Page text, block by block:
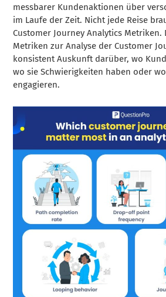
messbarer Kundenaktionen über
im Laufe der Zeit. Nicht jede Reise
Customer Journey Analytics Metriken.
Metriken zur Analyse der Customer
konsistent Auskunft darüber, wo
wo sie Schwierigkeiten haben oder
engagieren.